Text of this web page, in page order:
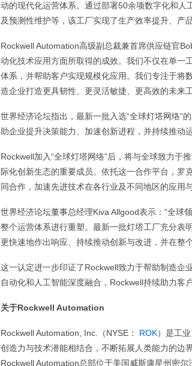
动的现代化运营体系。通过部署50余项数字化和人
及预测性维护等，该工厂实现了生产效率提升、产
Rockwell Automation高级副总裁兼首席供应链官
动化技术应用方面所取得的成效。我们不仅在单一
体系，并帮助客户实现规模化应用。我们专注于将
造企业打造更具韧性、更灵活敏捷、更高效的未来
世界经济论坛指出，最新一批入选“全球灯塔网络”
助企业提升决策能力、加速创新进程，并持续推动
Rockwell加入“全球灯塔网络”后，将与全球致力于
际化创新生态的重要成员。依托这一合作平台，罗
同合作，加速先进技术在各行业及不同地区的应用与
世界经济论坛董事总经理Kiva Allgood表示：“全球
整个运营体系进行重塑。最新一批灯塔工厂充分表
更快速地作出响应、持续推动创新与改进，并在整
这一认定进一步印证了Rockwell致力于帮助制造企
自动化和人工智能深度融合，Rockwell持续助力客
关于Rockwell Automation
Rockwell Automation, Inc.（NYSE： ROK）是工
创造力与技术潜能相结合，不断拓展人类能力的边
Rockwell Automation总部位于美国威斯康星州密